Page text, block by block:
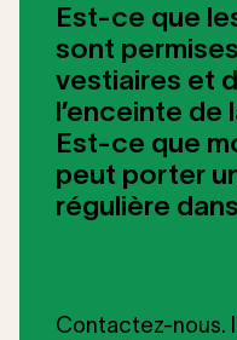
Contactez-nous.
Est-ce que
sont
vestiaires et
l’enceinte de
Est-ce que
peut porter
régulière